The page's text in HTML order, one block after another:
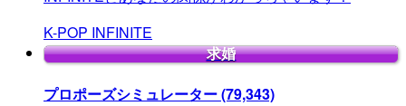
K-POP INFINITE
求婚
プロポーズシミュレーター(79,343)